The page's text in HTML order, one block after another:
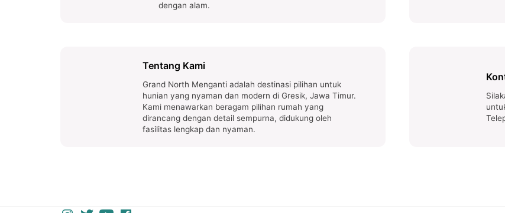
dengan alam.
Tentang Kami
Grand North Menganti adalah destinasi pilihan untuk
hunian yang nyaman dan modern di Gresik, Jawa Timur.
Kami menawarkan beragam pilihan rumah yang
dirancang dengan detail sempurna, didukung oleh
fasilitas lengkap dan nyaman.